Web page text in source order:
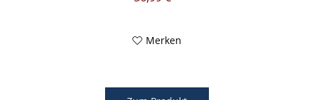
Merken